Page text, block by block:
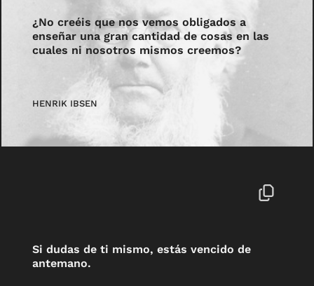
¿No creéis que nos vemos obligados a
enseñar una gran cantidad de cosas en las
cuales ni nosotros mismos creemos?
HENRIK IBSEN
Si dudas de ti mismo, estás vencido de
antemano.